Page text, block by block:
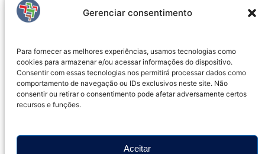
Gerenciar consentimento
Para fornecer as melhores experiências, usamos tecnologias como
cookies para armazenar e/ou acessar informações do dispositivo.
Consentir com essas tecnologias nos permitirá processar dados como
comportamento de navegação ou IDs exclusivos neste site. Não
consentir ou retirar o consentimento pode afetar adversamente certos
recursos e funções.
Aceitar